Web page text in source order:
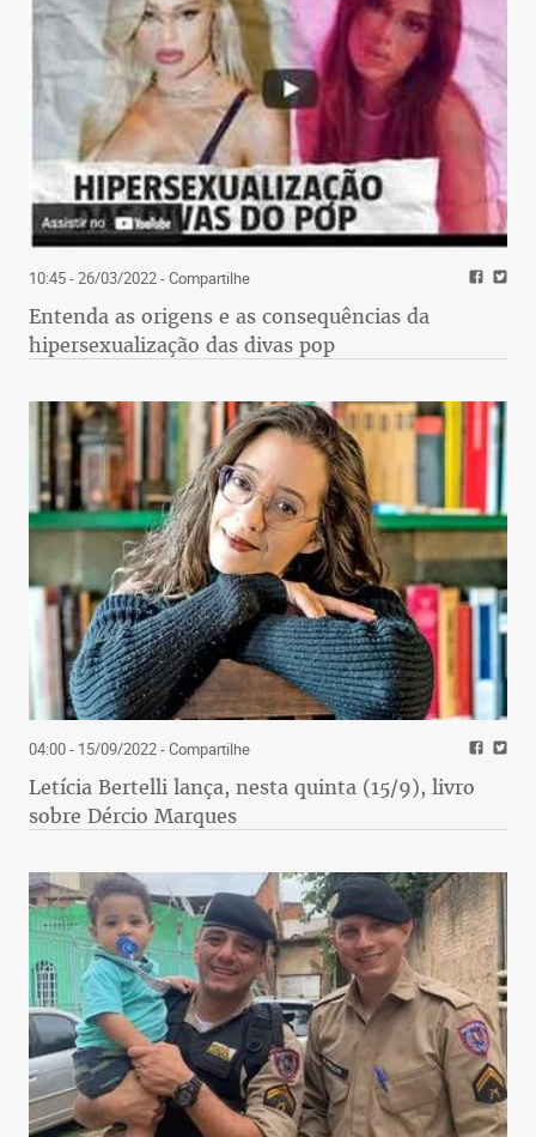
10:45 - 26/03/2022- Compartilhe
Entenda as origens e as consequências da
hipersexualização das divas pop
04:00 - 15/09/2022- Compartilhe
Letícia Bertelli lança, nesta quinta (15/9), livro
sobre Dércio Marques